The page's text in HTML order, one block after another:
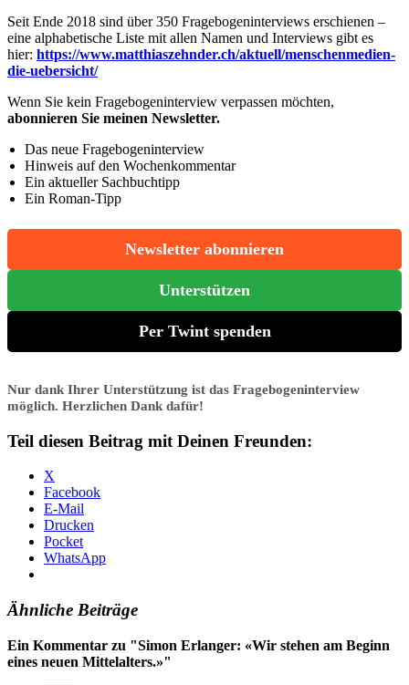
Seit Ende 2018 sind über 350 Fragebogeninterviews erschienen –
eine alphabetische Liste mit allen Namen und Interviews gibt es
hier: https://www.matthiaszehnder.ch/aktuell/menschenmedien-
die-uebersicht/
Wenn Sie kein Fragebogeninterview verpassen möchten,
abonnieren Sie meinen Newsletter.
Das neue Fragebogeninterview
Hinweis auf den Wochenkommentar
Ein aktueller Sachbuchtipp
Ein Roman-Tipp
Newsletter abonnieren
Unterstützen
Per Twint spenden
Nur dank Ihrer Unterstützung ist das Fragebogeninterview
möglich. Herzlichen Dank dafür!
Teil diesen Beitrag mit Deinen Freunden:
X
Facebook
E-Mail
Drucken
Pocket
WhatsApp
Ähnliche Beiträge
Ein Kommentar zu "Simon Erlanger: «Wir stehen am Beginn
eines neuen Mittelalters.»"